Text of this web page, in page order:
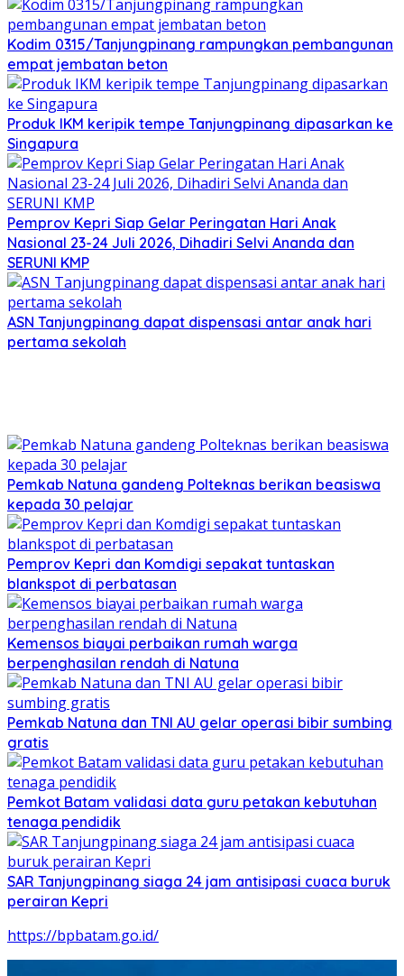
Kodim 0315/Tanjungpinang rampungkan pembangunan
empat jembatan beton
Produk IKM keripik tempe Tanjungpinang dipasarkan ke
Singapura
Pemprov Kepri Siap Gelar Peringatan Hari Anak
Nasional 23-24 Juli 2026, Dihadiri Selvi Ananda dan
SERUNI KMP
ASN Tanjungpinang dapat dispensasi antar anak hari
pertama sekolah
Pemkab Natuna gandeng Polteknas berikan beasiswa
kepada 30 pelajar
Pemprov Kepri dan Komdigi sepakat tuntaskan
blankspot di perbatasan
Kemensos biayai perbaikan rumah warga
berpenghasilan rendah di Natuna
Pemkab Natuna dan TNI AU gelar operasi bibir sumbing
gratis
Pemkot Batam validasi data guru petakan kebutuhan
tenaga pendidik
SAR Tanjungpinang siaga 24 jam antisipasi cuaca buruk
perairan Kepri
https://bpbatam.go.id/